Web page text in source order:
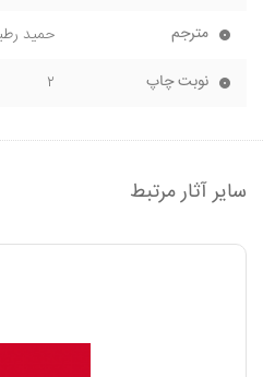
مترجم حمید
نوبت چاپ ۲
سایر آثار مرتبط